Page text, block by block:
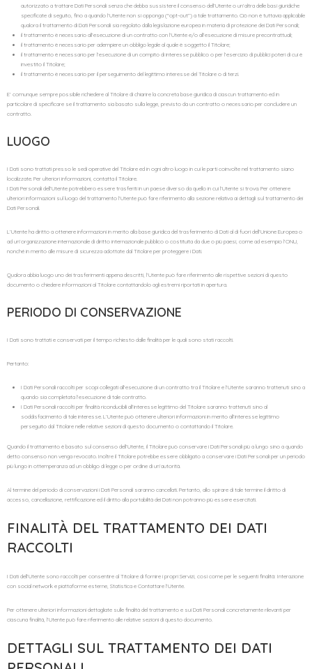
autorizzato a trattare Dati Personali senza che debba sussistere il consenso dell’Utente o un’altra delle basi giuridiche
specificate di seguito, fino a quando l’Utente non si opponga (“opt-out”) a tale trattamento. Ciò non è tuttavia applicabile
qualora il trattamento di Dati Personali sia regolato dalla legislazione europea in materia di protezione dei Dati Personali;
il trattamento è necessario all’esecuzione di un contratto con l’Utente e/o all’esecuzione di misure precontrattuali;
il trattamento è necessario per adempiere un obbligo legale al quale è soggetto il Titolare;
il trattamento è necessario per l’esecuzione di un compito di interesse pubblico o per l’esercizio di pubblici poteri di cui è
investito il Titolare;
il trattamento è necessario per il perseguimento del legittimo interesse del Titolare o di terzi.
E’ comunque sempre possibile richiedere al Titolare di chiarire la concreta base giuridica di ciascun trattamento ed in
particolare di specificare se il trattamento sia basato sulla legge, previsto da un contratto o necessario per concludere un
contratto.
LUOGO
I Dati sono trattati presso le sedi operative del Titolare ed in ogni altro luogo in cui le parti coinvolte nel trattamento siano
localizzate. Per ulteriori informazioni, contatta il Titolare.
I Dati Personali dell’Utente potrebbero essere trasferiti in un paese diverso da quello in cui l’Utente si trova. Per ottenere
ulteriori informazioni sul luogo del trattamento l’Utente può fare riferimento alla sezione relativa ai dettagli sul trattamento dei
Dati Personali.
L’Utente ha diritto a ottenere informazioni in merito alla base giuridica del trasferimento di Dati al di fuori dell’Unione Europea o
ad un’organizzazione internazionale di diritto internazionale pubblico o costituita da due o più paesi, come ad esempio l’ONU,
nonché in merito alle misure di sicurezza adottate dal Titolare per proteggere i Dati.
Qualora abbia luogo uno dei trasferimenti appena descritti, l’Utente può fare riferimento alle rispettive sezioni di questo
documento o chiedere informazioni al Titolare contattandolo agli estremi riportati in apertura.
PERIODO DI CONSERVAZIONE
I Dati sono trattati e conservati per il tempo richiesto dalle finalità per le quali sono stati raccolti.
Pertanto:
I Dati Personali raccolti per scopi collegati all’esecuzione di un contratto tra il Titolare e l’Utente saranno trattenuti sino a
quando sia completata l’esecuzione di tale contratto.
I Dati Personali raccolti per finalità riconducibili all’interesse legittimo del Titolare saranno trattenuti sino al
soddisfacimento di tale interesse. L’Utente può ottenere ulteriori informazioni in merito all’interesse legittimo
perseguito dal Titolare nelle relative sezioni di questo documento o contattando il Titolare.
Quando il trattamento è basato sul consenso dell’Utente, il Titolare può conservare i Dati Personali più a lungo sino a quando
detto consenso non venga revocato. Inoltre il Titolare potrebbe essere obbligato a conservare i Dati Personali per un periodo
più lungo in ottemperanza ad un obbligo di legge o per ordine di un’autorità.
Al termine del periodo di conservazioni i Dati Personali saranno cancellati. Pertanto, allo spirare di tale termine il diritto di
accesso, cancellazione, rettificazione ed il diritto alla portabilità dei Dati non potranno più essere esercitati.
FINALITÀ DEL TRATTAMENTO DEI DATI
RACCOLTI
I Dati dell’Utente sono raccolti per consentire al Titolare di fornire i propri Servizi, così come per le seguenti finalità: Interazione
con social network e piattaforme esterne, Statistica e Contattare l’Utente.
Per ottenere ulteriori informazioni dettagliate sulle finalità del trattamento e sui Dati Personali concretamente rilevanti per
ciascuna finalità, l’Utente può fare riferimento alle relative sezioni di questo documento.
DETTAGLI SUL TRATTAMENTO DEI DATI